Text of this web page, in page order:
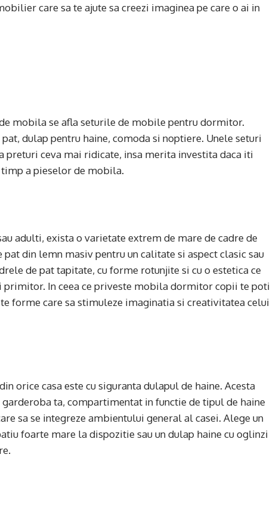
care sa te ajute sa creezi imaginea pe care o ai in
mobila se afla seturile de mobile pentru dormitor.
dulap pentru haine, comoda si noptiere. Unele seturi
ceva mai ridicate, insa merita investita daca iti
a pieselor de mobila.
adulti, exista o varietate extrem de mare de cadre de
din lemn masiv pentru un calitate si aspect clasic sau
de pat tapitate, cu forme rotunjite si cu o estetica ce
primitor. In ceea ce priveste mobila dormitor copii te poti
forme care sa stimuleze imaginatia si creativitatea celui
orice casa este cu siguranta dulapul de haine. Acesta
ta, compartimentat in functie de tipul de haine
sa se integreze ambientului general al casei. Alege un
foarte mare la dispozitie sau un dulap haine cu oglinzi